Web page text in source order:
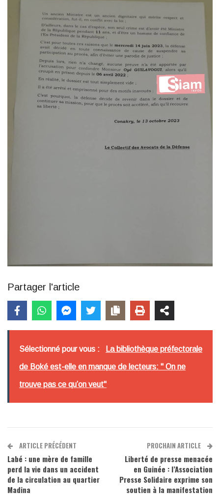
Partager l'article
Sélectionné pour vous : La bibliothèque préfectorale
de Boké est-elle en manque de lecteurs: " On ne
trouve pas ce qu’on veut"
ARTICLE PRÉCÉDENT
Labé : une mère de famille
perd la vie dans un accident
de la circulation au quartier
Madina
PROCHAIN ARTICLE
Liberté de presse menacée
en Guinée : l’Association
Presse Solidaire exprime son
soutien à la manifestation